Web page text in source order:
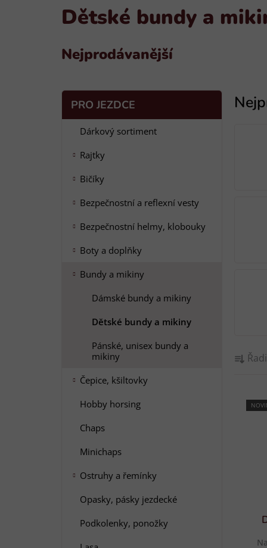
Dětské bundy a
Nejprodávanější
P
K
t
PRO JEZDCE
Dárkový sortiment
Rajtky
Bičíky
Bezpečnostní a reflexní vesty
Bezpečnostní helmy, klobouky
Boty a doplňky
Bundy a mikiny
Dámské bundy a mikiny
Dětské bundy a mikiny
Pánské, unisex bundy a
mikiny
Čepice, kšiltovky
Hobby horsing
Chaps
Minichaps
Ostruhy a řemínky
Opasky, pásky jezdecké
Podkolenky, ponožky
a